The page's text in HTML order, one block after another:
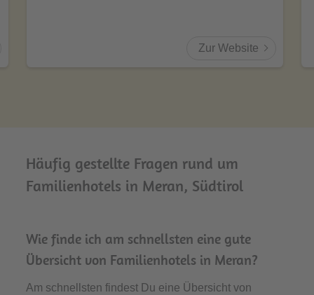
Zur Website
Häufig gestellte Fragen rund um
Familienhotels in Meran, Südtirol
Wie finde ich am schnellsten eine gute
Übersicht von Familienhotels in Meran?
Am schnellsten findest Du eine Übersicht von